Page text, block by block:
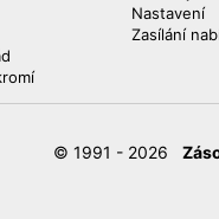
Nastavení
Zasílání
© 1991 - 2026